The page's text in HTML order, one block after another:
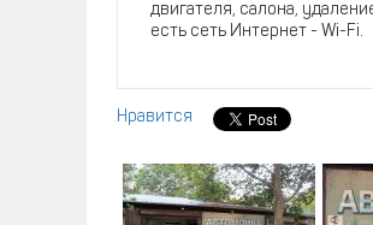
двигателя, салона,
есть сеть Интернет - Wi-Fi.
Нравится